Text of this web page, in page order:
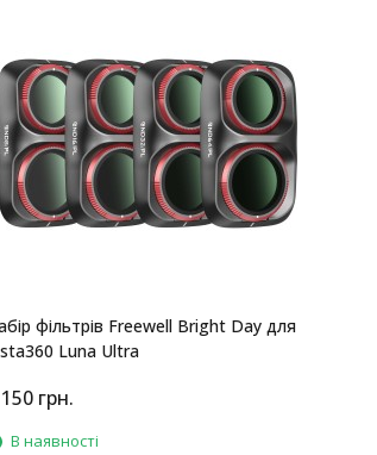
фільтрів Freewell Bright Day для
Luna Ultra
грн.
В наявності